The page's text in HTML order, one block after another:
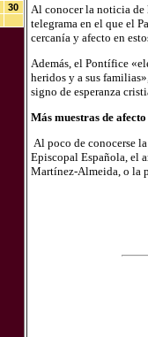
30
Al conocer la noticia de
telegrama en el que el
cercanía y afecto en
Además, el Pontífice
heridos y a sus
signo de esperanza
Más muestras de afecto
Al poco de conocerse
Episcopal Española, el
Martínez-Almeida, o la